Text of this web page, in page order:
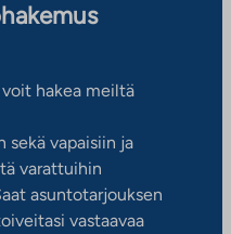
hakea meiltä
sekä vapaisiin ja
varattuihin
asuntotarjouksen
vastaavaa